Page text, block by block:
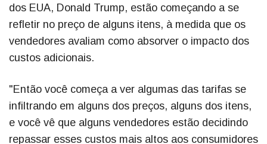
dos EUA, Donald Trump, estão começando a se
refletir no preço de alguns itens, à medida que os
vendedores avaliam como absorver o impacto dos
custos adicionais.
"Então você começa a ver algumas das tarifas se
infiltrando em alguns dos preços, alguns dos itens,
e você vê que alguns vendedores estão decidindo
repassar esses custos mais altos aos consumidores